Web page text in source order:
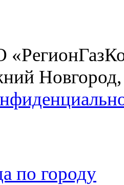
по городу